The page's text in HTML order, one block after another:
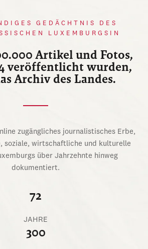
GEDÄCHTNIS DES
LUXEMBURGSIN
Artikel und Fotos,
veröffentlicht wurden,
Archiv des Landes.
zugängliches journalistisches Erbe,
soziale, wirtschaftliche und kulturelle
über Jahrzehnte hinweg
dokumentiert.
72
JAHRE
300